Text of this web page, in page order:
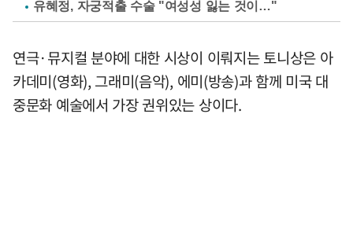
유혜정, 자궁적출 수술 "여성성 잃는 것이…"
연극·뮤지컬 분야에 대한 시상이 이뤄지는 토니상은 아
카데미(영화), 그래미(음악), 에미(방송)과 함께 미국 대
중문화 예술에서 가장 권위있는 상이다.